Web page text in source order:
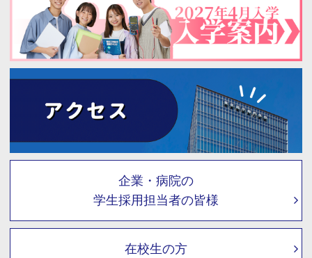
企業・病院の
学生採用担当者の皆様
在校生の方